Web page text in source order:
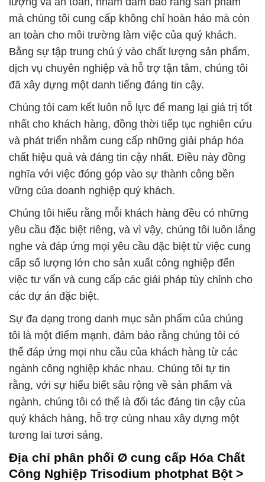
mà chúng tôi cung cấp không chỉ hoàn hảo mà còn
an toàn cho môi trường làm việc của quý khách.
Bằng sự tập trung chú ý vào chất lượng sản phẩm,
dịch vụ chuyên nghiệp và hỗ trợ tận tâm, chúng tôi
đã xây dựng một danh tiếng đáng tin cậy.
Chúng tôi cam kết luôn nỗ lực để mang lại giá trị tốt
nhất cho khách hàng, đồng thời tiếp tục nghiên cứu
và phát triển nhằm cung cấp những giải pháp hóa
chất hiệu quả và đáng tin cậy nhất. Điều này đồng
nghĩa với việc đóng góp vào sự thành công bền
vững của doanh nghiệp quý khách.
Chúng tôi hiểu rằng mỗi khách hàng đều có những
yêu cầu đặc biệt riêng, và vì vậy, chúng tôi luôn lắng
nghe và đáp ứng mọi yêu cầu đặc biệt từ việc cung
cấp số lượng lớn cho sản xuất công nghiệp đến
việc tư vấn và cung cấp các giải pháp tùy chỉnh cho
các dự án đặc biệt.
Sự đa dạng trong danh mục sản phẩm của chúng
tôi là một điểm mạnh, đảm bảo rằng chúng tôi có
thể đáp ứng mọi nhu cầu của khách hàng từ các
ngành công nghiệp khác nhau. Chúng tôi tự tin
rằng, với sự hiểu biết sâu rộng về sản phẩm và
ngành, chúng tôi có thể là đối tác đáng tin cậy của
quý khách hàng, hỗ trợ cùng nhau xây dựng một
tương lai tươi sáng.
Địa chỉ phân phối Ø cung cấp Hóa Chất
Công Nghiệp Trisodium photphat Bột >